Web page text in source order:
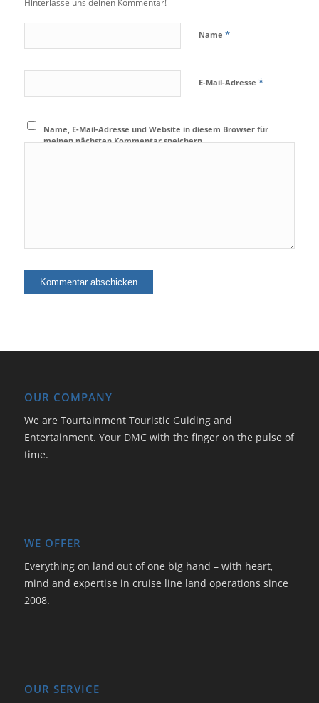
Hinterlasse uns deinen Kommentar!
Name *
E-Mail-Adresse *
Name, E-Mail-Adresse und Website in diesem Browser für
meinen nächsten Kommentar speichern.
OUR COMPANY
We are Tourtainment Touristic Guiding and
Entertainment. Your DMC with the finger on the pulse of
time.
WE OFFER
Everything on land out of one big hand – with heart,
mind and expertise in cruise line land operations since
2008.
OUR SERVICE